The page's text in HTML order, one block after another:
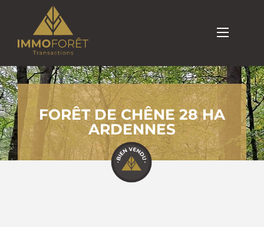
FORÊT DE CHÊNE 28 HA
ARDENNES